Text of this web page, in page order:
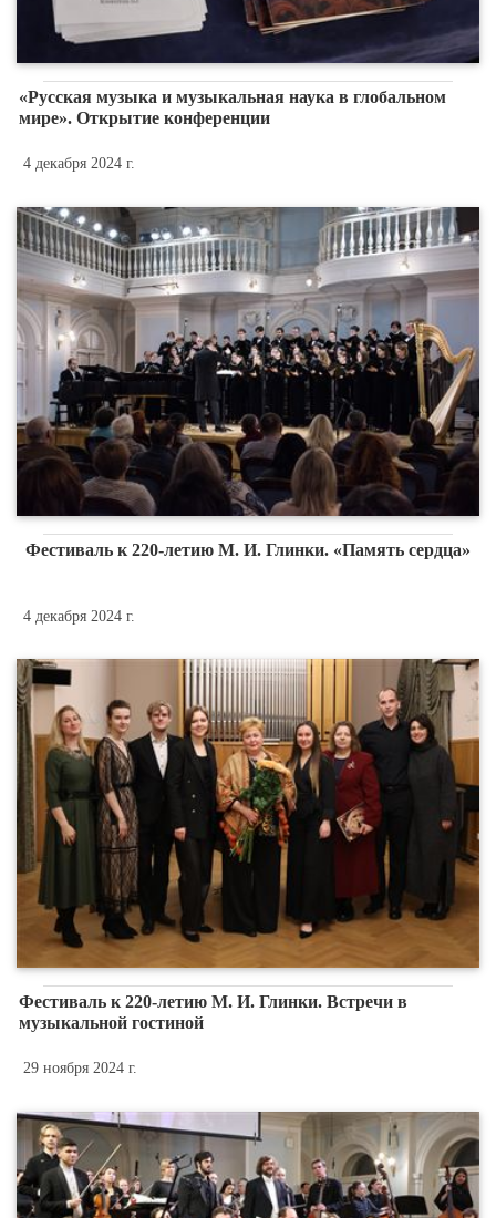
«Русская музыка и музыкальная наука в глобальном
мире». Открытие конференции
4 декабря 2024 г.
Фестиваль к 220-летию М. И. Глинки. «Память сердца»
4 декабря 2024 г.
Фестиваль к 220-летию М. И. Глинки. Встречи в
музыкальной гостиной
29 ноября 2024 г.